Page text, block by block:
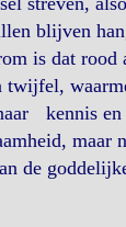
blijven
is dat rood
kennis en
de